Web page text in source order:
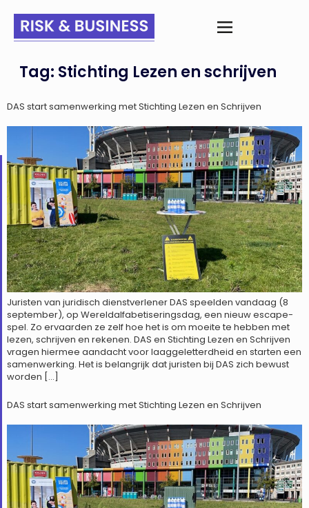
Tag: Stichting Lezen en schrijven
DAS start samenwerking met Stichting Lezen en Schrijven
Juristen van juridisch dienstverlener DAS speelden vandaag (8
september), op Wereldalfabetiseringsdag, een nieuw escape-
spel. Zo ervaarden ze zelf hoe het is om moeite te hebben met
lezen, schrijven en rekenen. DAS en Stichting Lezen en Schrijven
vragen hiermee aandacht voor laaggeletterdheid en starten een
samenwerking. Het is belangrijk dat juristen bij DAS zich bewust
worden […]
DAS start samenwerking met Stichting Lezen en Schrijven